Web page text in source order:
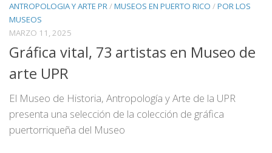
ANTROPOLOGIA Y ARTE PR/MUSEOS EN PUERTO RICO /POR LOS
MUSEOS
MARZO 11, 2025
Gráfica vital, 73 artistas en Museo de
arte UPR
El Museo de Historia, Antropología y Arte de la UPR
presenta una selección de la colección de gráfica
puertorriqueña del Museo